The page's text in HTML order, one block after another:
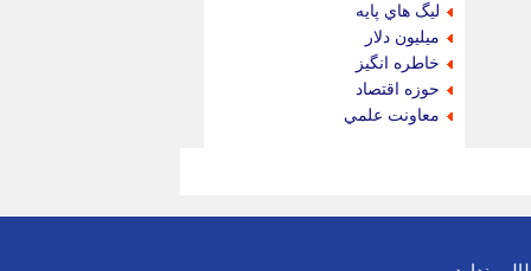
ليگ هاي پايه
ميليون دلار
خاطره انگيز
حوزه اقتصاد
معاونت علمي